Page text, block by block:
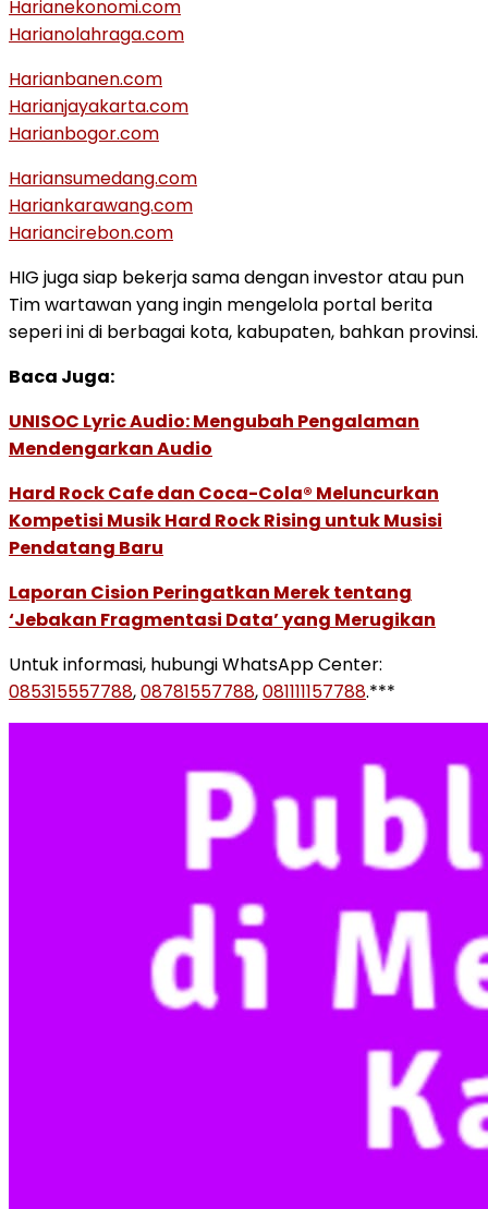
Harianekonomi.com
Harianolahraga.com
Harianbanen.com
Harianjayakarta.com
Harianbogor.com
Hariansumedang.com
Hariankarawang.com
Hariancirebon.com
HIG juga siap bekerja sama dengan investor atau pun
Tim wartawan yang ingin mengelola portal berita
seperi ini di berbagai kota, kabupaten, bahkan provinsi.
Baca Juga:
UNISOC Lyric Audio: Mengubah Pengalaman
Mendengarkan Audio
Hard Rock Cafe dan Coca-Cola® Meluncurkan
Kompetisi Musik Hard Rock Rising untuk Musisi
Pendatang Baru
Laporan Cision Peringatkan Merek tentang
‘Jebakan Fragmentasi Data’ yang Merugikan
Untuk informasi, hubungi WhatsApp Center:
085315557788,08781557788,081111157788.***